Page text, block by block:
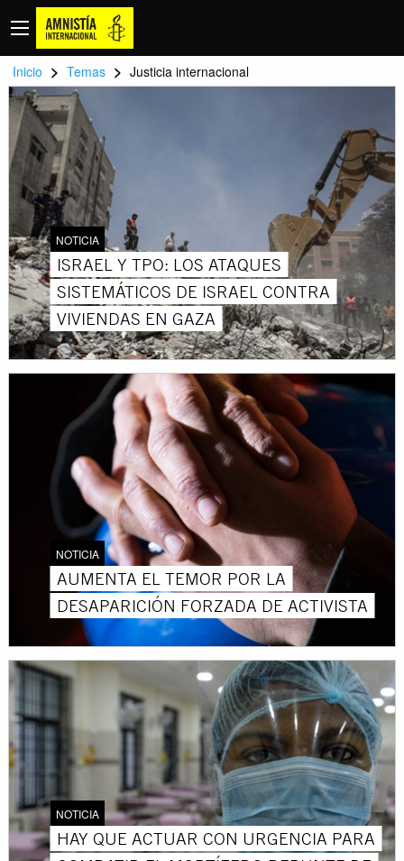
Inicio > Temas > Justicia internacional
NOTICIA
ISRAEL Y TPO: LOS ATAQUES
SISTEMÁTICOS DE ISRAEL CONTRA
VIVIENDAS EN GAZA
NOTICIA
AUMENTA EL TEMOR POR LA
DESAPARICIÓN FORZADA DE ACTIVISTA
NOTICIA
HAY QUE ACTUAR CON URGENCIA PARA